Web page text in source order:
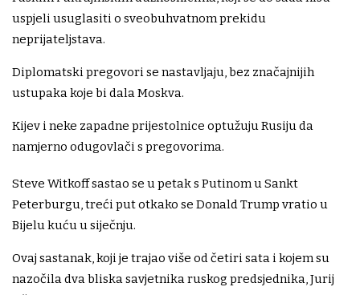
uspjeli usuglasiti o sveobuhvatnom prekidu
neprijateljstava.
Diplomatski pregovori se nastavljaju, bez značajnijih
ustupaka koje bi dala Moskva.
Kijev i neke zapadne prijestolnice optužuju Rusiju da
namjerno odugovlači s pregovorima.
Steve Witkoff sastao se u petak s Putinom u Sankt
Peterburgu, treći put otkako se Donald Trump vratio u
Bijelu kuću u siječnju.
Ovaj sastanak, koji je trajao više od četiri sata i kojem su
nazočila dva bliska savjetnika ruskog predsjednika, Jurij